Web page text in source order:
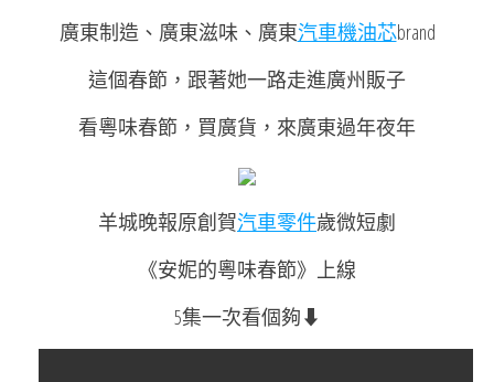
廣東制造、廣東滋味、廣東汽車機油芯brand
這個春節，跟著她一路走進廣州販子
看粵味春節，買廣貨，來廣東過年夜年
羊城晚報原創賀汽車零件歲微短劇
《安妮的粵味春節》上線
5集一次看個夠⬇